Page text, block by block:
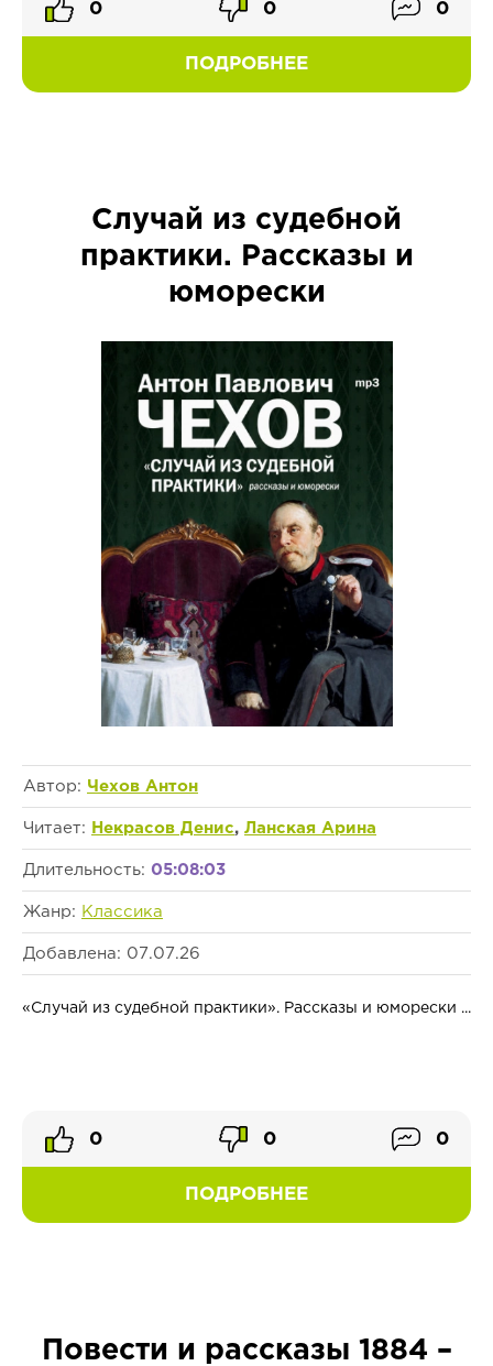
ПОДРОБНЕЕ
0 0 0
Случай из судебной
практики. Рассказы и
юморески
Автор: Чехов Антон
Читает: Некрасов Денис, Ланская Арина
Длительность: 05:08:03
Жанр: Классика
Добавлена: 07.07.26
«Случай из судебной практики». Рассказы и юморески ...
ПОДРОБНЕЕ
0 0 0
Повести и рассказы 1884 –